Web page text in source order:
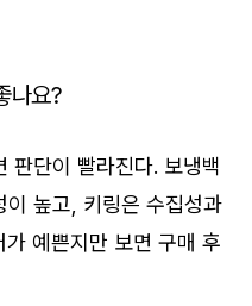
나요?
판단이 빨라진다. 보냉백
높고, 키링은 수집성과
예쁜지만 보면 구매 후